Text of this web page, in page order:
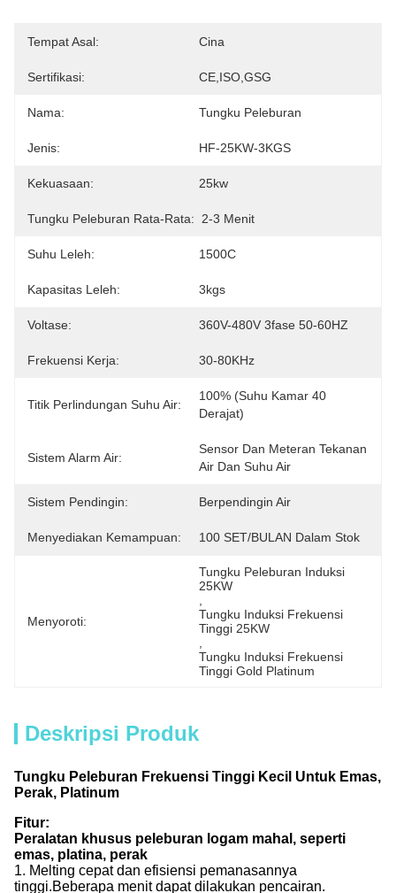
Tempat Asal: Cina
Sertifikasi: CE,ISO,GSG
Nama: Tungku Peleburan
Jenis: HF-25KW-3KGS
Kekuasaan: 25kw
Tungku Peleburan Rata-Rata: 2-3 Menit
Suhu Leleh: 1500C
Kapasitas Leleh: 3kgs
Voltase: 360V-480V 3fase 50-60HZ
Frekuensi Kerja: 30-80KHz
Titik Perlindungan Suhu Air:
100% (Suhu Kamar 40
Derajat)
Sistem Alarm Air:
Sensor Dan Meteran Tekanan
Air Dan Suhu Air
Sistem Pendingin: Berpendingin Air
Menyediakan Kemampuan: 100 SET/BULAN Dalam Stok
Menyoroti:
Tungku Peleburan Induksi
25KW
Tungku Induksi Frekuensi
Tinggi 25KW
Tungku Induksi Frekuensi
Tinggi Gold Platinum
Deskripsi Produk
Tungku Peleburan Frekuensi Tinggi Kecil Untuk Emas,
Perak, Platinum
Fitur:
Peralatan khusus peleburan logam mahal, seperti
emas, platina, perak
1. Melting cepat dan efisiensi pemanasannya
tinggi.Beberapa menit dapat dilakukan pencairan.